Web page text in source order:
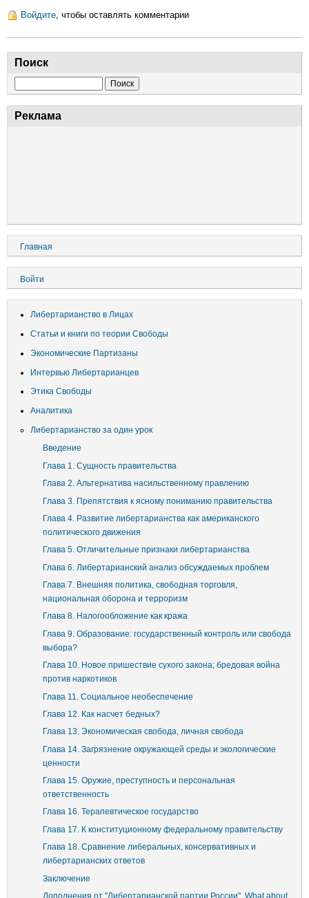
Глава
1.
Сущность
правительства
Войдите , чтобы оставлять комментарии
Поиск
Реклама
Основная
навигация
Главная
Меню
учётной
пользователя
Войти
Либертарианство в Лицах
Статьи и книги по теории Свободы
Экономические Партизаны
Интервью Либертарианцев
Этика Свободы
Аналитика
Либертарианство за один урок
Введение
Глава 1. Сущность правительства
Глава 2. Альтернатива насильственному правлению
Глава 3. Препятствия к ясному пониманию правительства
Глава 4. Развитие либертарианства как американского
политического движения
Глава 5. Отличительные признаки либертарианства
Глава 6. Либертарианский анализ обсуждаемых проблем
Глава 7. Внешняя политика, свободная торговля,
национальная оборона и терроризм
Глава 8. Налогообложение как кража
Глава 9. Образование: государственный контроль или свобода
выбора?
Глава 10. Новое пришествие сухого закона; бредовая война
против наркотиков
Глава 11. Социальное необеспечение
Глава 12. Как насчет бедных?
Глава 13. Экономическая свобода, личная свобода
Глава 14. Загрязнение окружающей среды и экологические
ценности
Глава 15. Оружие, преступность и персональная
ответственность
Глава 16. Терапевтическое государство
Глава 17. К конституционному федеральному правительству
Глава 18. Сравнение либеральных, консервативных и
либертарианских ответов
Заключение
Дополнения от "Либертарианской партии России". What about